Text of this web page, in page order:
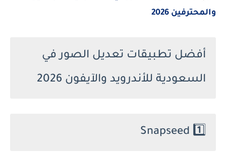
والمحترفين 2026
أفضل تطبيقات تعديل الصور في
السعودية للأندرويد والآيفون 2026
1️⃣
Snapseed